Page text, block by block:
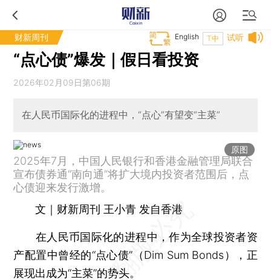
财新周刊 试听
T中
English
“点心债”爆发｜假日看投资
2026年02月09日第06期
在人民币国际化的进程中，“点心”有望变“主菜”
原图
2025年7月，中国人民银行和香港金融管理局联合
宣布债券通“南向通”将扩大境内投资者范围后，点
心债迎来发行激增。
文｜财新周刊 王小青 发自香港
在人民币国际化的进程中，作为全球投资者资
产配置中曾经的“点心债”（Dim Sum Bonds），正
展现出成为“主菜”的势头。